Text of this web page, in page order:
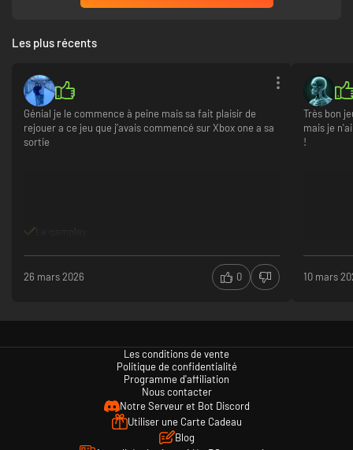
Les plus récents
Génial je le commence à peine mais sa fait plaisir de
rejouer a ce jeu que j’avais commencé sur Xbox one a sa
sortie
26 mars 2026 0
Très bon
mais je
!
10 mars
Les conditions de vente
Politique de confidentialité
Programme d'affiliation
Nous contacter
Notre Serveur et Bot Discord
Utiliser une Carte Cadeau
Blog